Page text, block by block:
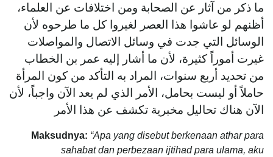
ما ذكر من آثار عن الصحابة ومن اختلافات عن العلماء،
أظنهم لو عاشوا هذا العصر لغيروا كل ما طرحوه لأن
الوسائل التي جدت في وسائل الاتصال والمواصلات
غيرت أموراً كثيرة، لأن ما أشار إليه عمر بن الخطاب
من تحديد أربع سنوات، المراد به التأكد من كون المرأة
حاملاً أو ليست بحامل، الأمر الذي لم يعد الآن واجباً، لأن
الآن هناك تحاليل مخبرية تكشف عن هذا الأمر
Maksudnya: “Apa yang disebut berkenaan athar para
sahabat dan perbezaan ijtihad para ulama, aku